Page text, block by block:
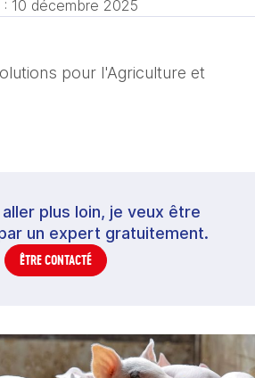
10 décembre 2025
pour l'Agriculture et
plus loin, je veux être
un expert gratuitement.
ÊTRE CONTACTÉ